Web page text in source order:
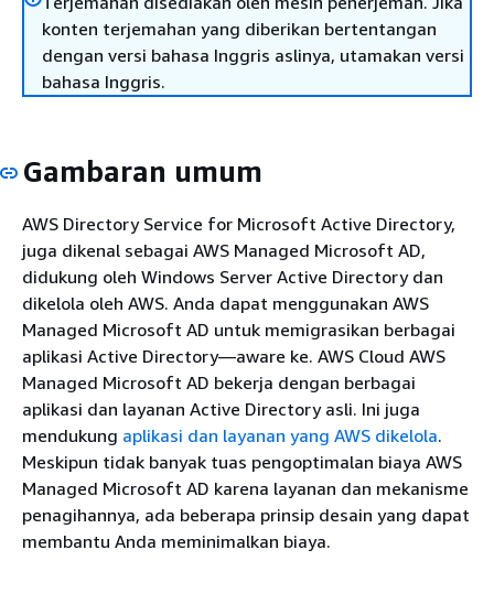
konten terjemahan yang diberikan bertentangan
dengan versi bahasa Inggris aslinya, utamakan versi
bahasa Inggris.
Gambaran umum
AWS Directory Service for Microsoft Active Directory,
juga dikenal sebagai AWS Managed Microsoft AD,
didukung oleh Windows Server Active Directory dan
dikelola oleh AWS. Anda dapat menggunakan AWS
Managed Microsoft AD untuk memigrasikan berbagai
aplikasi Active Directory—aware ke. AWS Cloud AWS
Managed Microsoft AD bekerja dengan berbagai
aplikasi dan layanan Active Directory asli. Ini juga
mendukung aplikasi dan layanan yang AWS dikelola.
Meskipun tidak banyak tuas pengoptimalan biaya AWS
Managed Microsoft AD karena layanan dan mekanisme
penagihannya, ada beberapa prinsip desain yang dapat
membantu Anda meminimalkan biaya.